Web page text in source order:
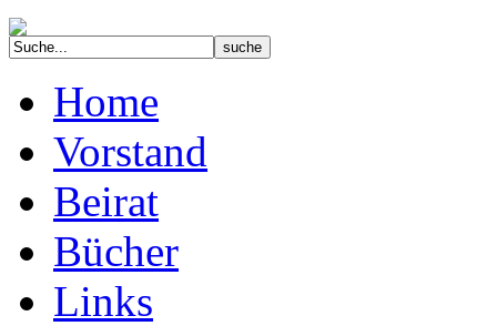
Home
Vorstand
Beirat
Bücher
Links